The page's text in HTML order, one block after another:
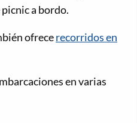
a bordo.
ofrecerecorridos en
en varias